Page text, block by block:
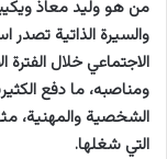
من هو وليد معاذ
والسيرة الذاتية
الاجتماعي خلال الفترة
ومناصبه، ما دفع
الشخصية والمهنية،
التي شغلها.